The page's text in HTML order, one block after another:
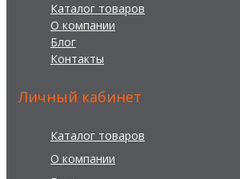
Каталог товаров
О компании
Блог
Контакты
Личный кабинет
Каталог товаров
О компании